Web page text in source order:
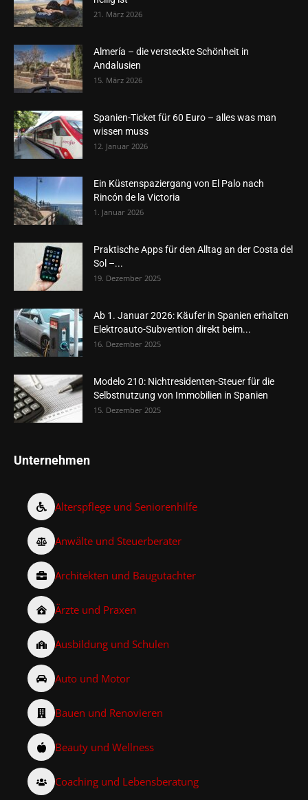
21. März 2026
Almería – die versteckte Schönheit in
Andalusien
15. März 2026
Spanien-Ticket für 60 Euro – alles was man
wissen muss
12. Januar 2026
Ein Küstenspaziergang von El Palo nach
Rincón de la Victoria
1. Januar 2026
Praktische Apps für den Alltag an der Costa del
Sol –...
19. Dezember 2025
Ab 1. Januar 2026: Käufer in Spanien erhalten
Elektroauto-Subvention direkt beim...
16. Dezember 2025
Modelo 210: Nichtresidenten-Steuer für die
Selbstnutzung von Immobilien in Spanien
15. Dezember 2025
Unternehmen
Alterspflege und Seniorenhilfe
Anwälte und Steuerberater
Architekten und Baugutachter
Ärzte und Praxen
Ausbildung und Schulen
Auto und Motor
Bauen und Renovieren
Beauty und Wellness
Coaching und Lebensberatung